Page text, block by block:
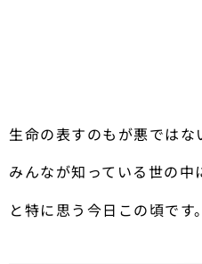
生命の表すのもが悪ではな
みんなが知っている世の中
と特に思う今日この頃です。